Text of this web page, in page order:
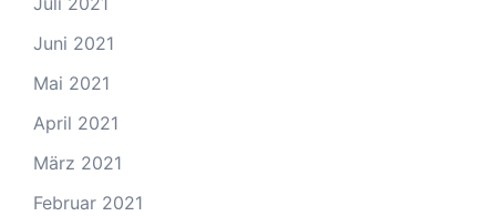
Juni 2021
Mai 2021
April 2021
März 2021
Februar 2021